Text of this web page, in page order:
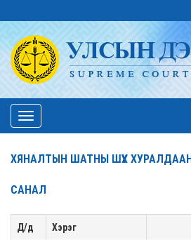
Toggle
navigation
ХЯНАЛТЫН ШАТНЫ ШҮҮХ
САНАЛ
Д/д Хэрэг